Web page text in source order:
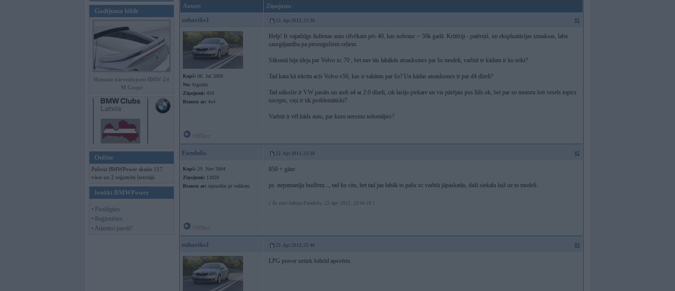
Gadījuma bilde
Hamann pārveidojumi BMW Z4
M Coupe
Online
Pašreiz BMWPower skatās 117
viesi un 2 reģistrēti lietotāji.
Ienākt BMWPower
• Pieslēgties
• Reģistrēties
• Aizmirsi paroli?
Autors Ziņojums
suhariks1 22. Apr 2013, 23:36 #1
Kopš: 06. Jul 2009
No: Sigulda
Ziņojumi: 410
Braucu ar: 4x4
Help! Ir vajadzīgs ikdienas auto cilvēkam pēc 40, kas nobrauc ~ 50k gadā. Kritēriji - patēriņš, un ekspluatācijas izmaksas, laba
caurgājamība pa piesnigušiem ceļiem.
Sākumā bija ideja par Volvo xc 70 , bet nav tās labākās atsauksmes par šo modeli, varbūt te kādam ir ko teikt?
Tad kaut kā iekrita acīs Volvo v50, kas ir sakāms par šo? Un kādas atsauksmes ir par d4 dīzeli?
Tad nākošie ir VW pasāts un audi a4 ar 2.0 dīzeli, cik lasīju piekare un vis pārējais pus līdz ok, bet par so motoru šeit vesels topics
uzcepts, viņi ir tik problemātiski?
Varbūt ir vēl kāds auto, par kuru neesmu iedomājies?
Fandulis 22. Apr 2013, 23:38 #2
Kopš: 29. Nov 2004
Ziņojumi: 13928
Braucu ar: sipisnīku pi vuškom
850 + gāze
ps. nepamanīju budžetu..., tad ko citu, bet tad jau labāk to pašu xc varbūt jāpaskatās, daži siekalu laiž uz to modeli.
[ Šo ziņu laboja Fandulis, 22 Apr 2013, 23:44:10 ]
suhariks1 22. Apr 2013, 23:40 #3
LPG power netiek šobrīd apsvērts.